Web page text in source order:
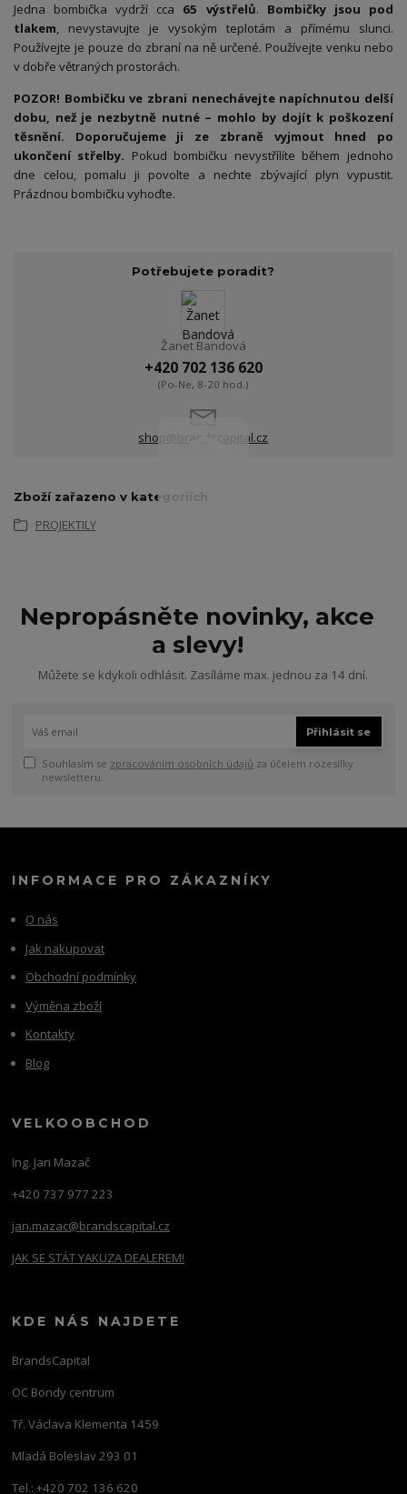
Jedna bombička vydrží cca 65 výstřelů. Bombičky jsou pod
tlakem, nevystavujte je vysokým teplotám a přímému slunci.
Používejte je pouze do zbraní na ně určené. Používejte venku nebo
v dobře větraných prostorách.
POZOR! Bombičku ve zbrani nenechávejte napíchnutou delší
dobu, než je nezbytně nutné – mohlo by dojít k poškození
těsnění. Doporučujeme ji ze zbraně vyjmout hned po
ukončení střelby. Pokud bombičku nevystřílíte během jednoho
dne celou, pomalu ji povolte a nechte zbývající plyn vypustit.
Prázdnou bombičku vyhoďte.
Potřebujete poradit?
Žanet Bandová
+420 702 136 620
(Po-Ne, 8-20 hod.)
shop@brandscapital.cz
Zboží zařazeno v kategoriích
PROJEKTILY
Nepropásněte novinky, akce
a slevy!
Můžete se kdykoli odhlásit. Zasíláme max. jednou za 14 dní.
Přihlásit se
Souhlasím se zpracováním osobních údajů za účelem rozesílky
newsletteru.
INFORMACE PRO ZÁKAZNÍKY
O nás
Jak nakupovat
Obchodní podmínky
Výměna zboží
Kontakty
Blog
VELKOOBCHOD
Ing. Jan Mazač
+420 737 977 223
jan.mazac@brandscapital.cz
JAK SE STÁT YAKUZA DEALEREM!
KDE NÁS NAJDETE
BrandsCapital
OC Bondy centrum
Tř. Václava Klementa 1459
Mladá Boleslav 293 01
Tel.: +420 702 136 620